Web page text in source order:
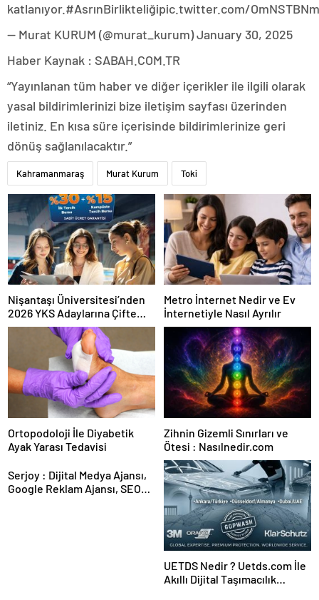
katlanıyor.#AsrınBirlikteliğipic.twitter.com/
— Murat KURUM (@murat_kurum) January 30, 2025
Haber Kaynak : SABAH.COM.TR
“Yayınlanan tüm haber ve diğer içerikler ile ilgili olarak
yasal bildirimlerinizi bize iletişim sayfası üzerinden
iletiniz. En kısa süre içerisinde bildirimlerinize geri
dönüş sağlanılacaktır.”
Kahramanmaraş Murat Kurum Toki
Nişantaşı Üniversitesi’nden
2026 YKS Adaylarına Çifte
Güvence: Sabit Ücret ve
Kesintisiz Burs
Metro İnternet Nedir ve Ev
İnternetiyle Nasıl Ayrılır
Ortopodoloji İle Diyabetik
Ayak Yarası Tedavisi
Zihnin Gizemli Sınırları ve
Ötesi : Nasılnedir.com
Serjoy : Dijital Medya Ajansı,
Google Reklam Ajansı, SEO
UETDS Nedir ? Uetds.com İle
Akıllı Dijital Taşımacılık